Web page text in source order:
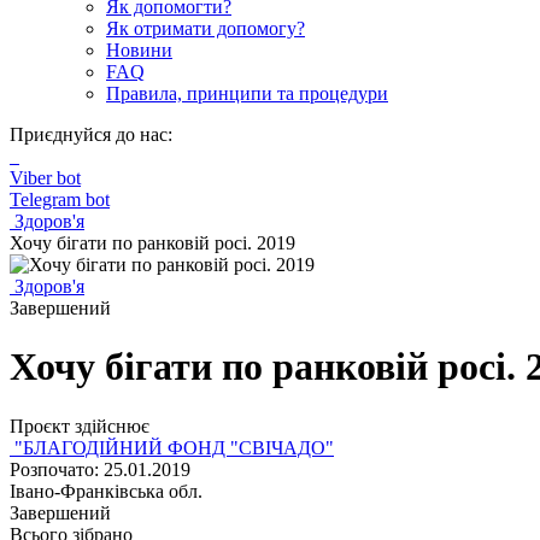
Як допомогти?
Як отримати допомогу?
Новини
FAQ
Правила, принципи та процедури
Приєднуйся до нас:
Viber bot
Telegram bot
Здоров'я
Хочу бігати по ранковій росі. 2019
Здоров'я
Завершений
Хочу бігати по ранковій росі.
Проєкт здійснює
"БЛАГОДІЙНИЙ ФОНД "СВІЧАДО"
Розпочато: 25.01.2019
Івано-Франківська обл.
Завершений
Всього зібрано